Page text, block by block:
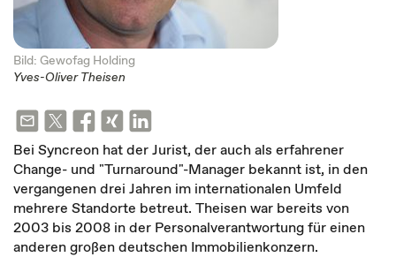
Bild: Gewofag Holding
Yves-Oliver Theisen
Bei Syncreon hat der Jurist, der auch als erfahrener
Change- und "Turnaround"-Manager bekannt ist, in den
vergangenen drei Jahren im internationalen Umfeld
mehrere Standorte betreut. Theisen war bereits von
2003 bis 2008 in der Personalverantwortung für einen
anderen großen deutschen Immobilienkonzern.